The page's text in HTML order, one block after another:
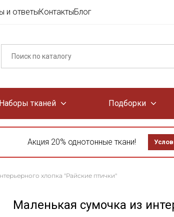
и ответыКонтактыБлог
Наборы тканей Подборки
Акция 20% однотонные ткани!
хлопка "Райские птички"
Маленькая сумочка из